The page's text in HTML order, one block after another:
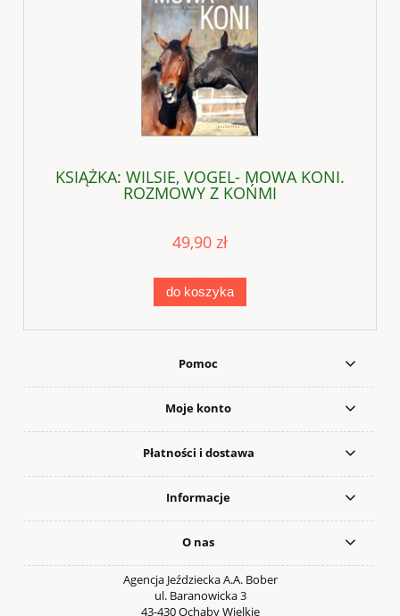
KSIĄŻKA: WILSIE, VOGEL- MOWA KONI.
ROZMOWY Z KOŃMI
49,90 zł
do koszyka
Pomoc
Moje konto
Płatności i dostawa
Informacje
O nas
Agencja Jeździecka A.A. Bober
ul. Baranowicka 3
43-430 Ochaby Wielkie